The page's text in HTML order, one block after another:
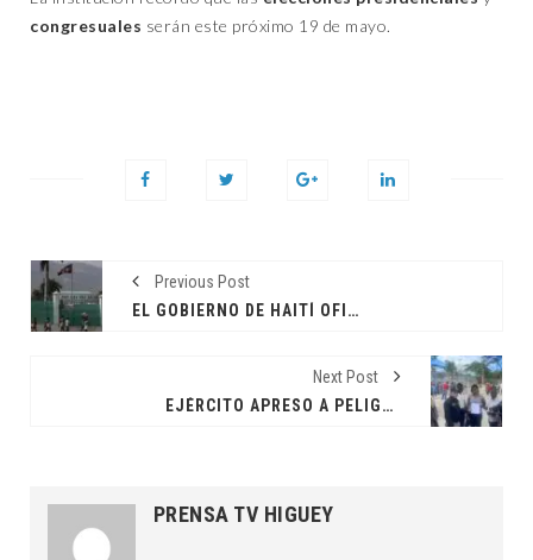
congresuales serán este próximo 19 de mayo.
Previous Post
EL GOBIERNO DE HAITÍ OFICIALIZA LOS MIEMBROS DEL CONSEJO PRESIDENCIAL DE TRANSICIÓN
Next Post
EJÉRCITO APRESO A PELIGROSA FUGITIVA HAITIANA QUE INTENTÓ INGRESAR A RD
PRENSA TV HIGUEY